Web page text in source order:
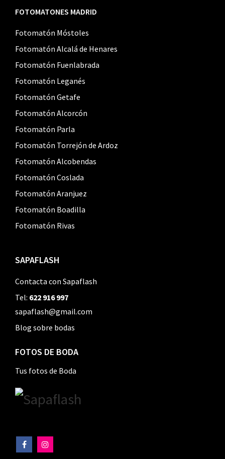
FOTOMATONES MADRID
Fotomatón Móstoles
Fotomatón Alcalá de Henares
Fotomatón Fuenlabrada
Fotomatón Leganés
Fotomatón Getafe
Fotomatón Alcorcón
Fotomatón Parla
Fotomatón Torrejón de Ardoz
Fotomatón Alcobendas
Fotomatón Coslada
Fotomatón Aranjuez
Fotomatón Boadilla
Fotomatón Rivas
SAPAFLASH
Contacta con Sapaflash
Tel: 622 916 997
sapaflash@gmail.com
Blog sobre bodas
FOTOS DE BODA
Tus fotos de Boda